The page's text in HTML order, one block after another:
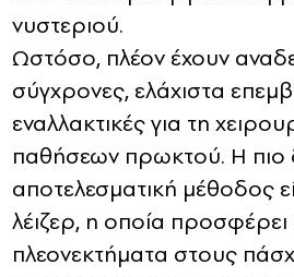
νυστεριού.
Ωστόσο, πλέον έχουν
σύγχρονες, ελάχιστα
εναλλακτικές για τη
παθήσεων πρωκτού. Η πιο
αποτελεσματική μέθοδος
λέιζερ, η οποία προσφέρει
πλεονεκτήματα στους